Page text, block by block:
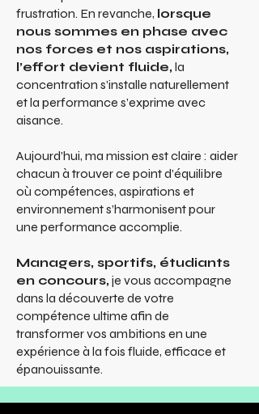
frustration. En revanche, lorsque
nous sommes en phase avec
nos forces et nos aspirations,
l’effort devient fluide,la
concentration s’installe naturellement
et la performance s’exprime avec
aisance.
Aujourd’hui, ma mission est claire : aider
chacun à trouver ce point d’équilibre
où compétences, aspirations et
environnement s’harmonisent pour
une performance accomplie.
Managers, sportifs, étudiants
en concours,je vous accompagne
dans la découverte de votre
compétence ultime afin de
transformer vos ambitions en une
expérience à la fois fluide, efficace et
épanouissante.